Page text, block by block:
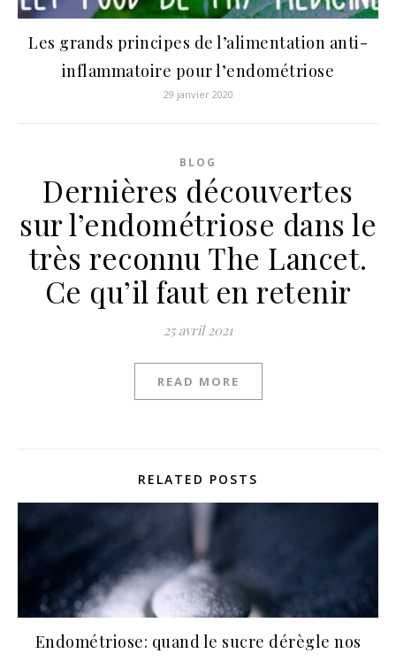
Les grands principes de l’alimentation anti-
inflammatoire pour l’endométriose
29 janvier 2020
BLOG
Dernières découvertes
sur l’endométriose dans le
très reconnu The Lancet.
Ce qu’il faut en retenir
25 avril 2021
READ MORE
RELATED POSTS
Endométriose: quand le sucre dérègle nos